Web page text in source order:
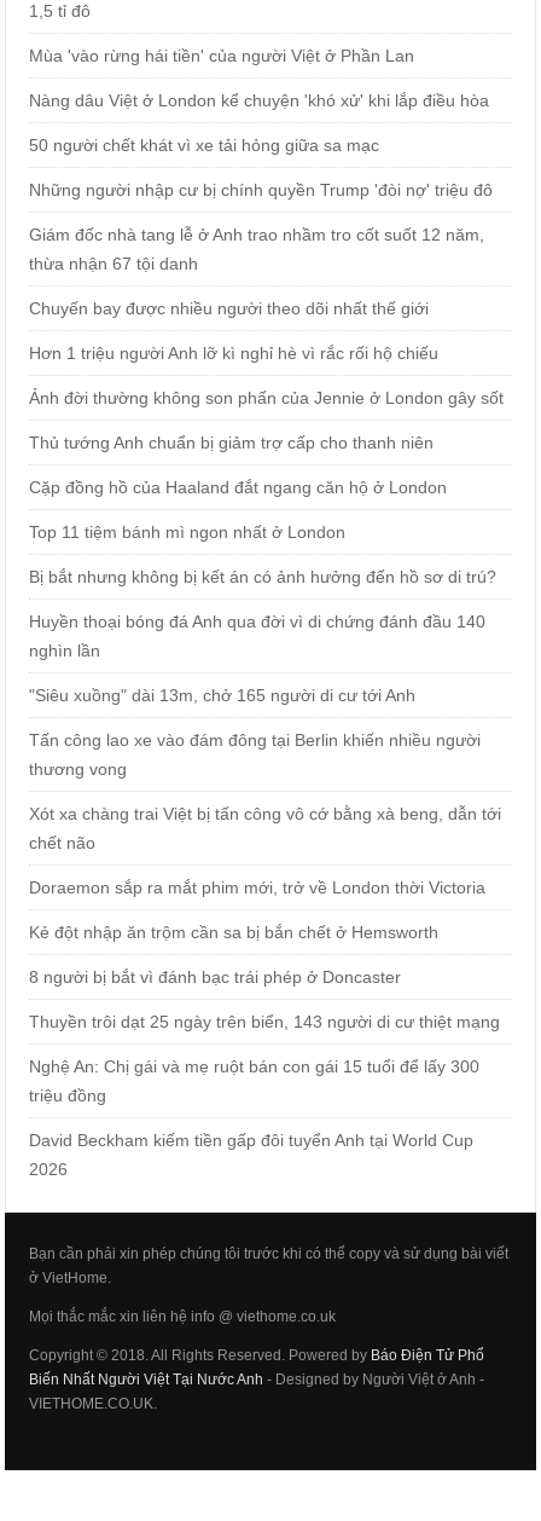
1,5 tỉ đô
Mùa 'vào rừng hái tiền' của người Việt ở Phần Lan
Nàng dâu Việt ở London kể chuyện 'khó xử' khi lắp điều hòa
50 người chết khát vì xe tải hỏng giữa sa mạc
Những người nhập cư bị chính quyền Trump 'đòi nợ' triệu đô
Giám đốc nhà tang lễ ở Anh trao nhầm tro cốt suốt 12 năm,
thừa nhận 67 tội danh
Chuyến bay được nhiều người theo dõi nhất thế giới
Hơn 1 triệu người Anh lỡ kì nghỉ hè vì rắc rối hộ chiếu
Ảnh đời thường không son phấn của Jennie ở London gây sốt
Thủ tướng Anh chuẩn bị giảm trợ cấp cho thanh niên
Cặp đồng hồ của Haaland đắt ngang căn hộ ở London
Top 11 tiệm bánh mì ngon nhất ở London
Bị bắt nhưng không bị kết án có ảnh hưởng đến hồ sơ di trú?
Huyền thoại bóng đá Anh qua đời vì di chứng đánh đầu 140
nghìn lần
"Siêu xuồng" dài 13m, chở 165 người di cư tới Anh
Tấn công lao xe vào đám đông tại Berlin khiến nhiều người
thương vong
Xót xa chàng trai Việt bị tấn công vô cớ bằng xà beng, dẫn tới
chết não
Doraemon sắp ra mắt phim mới, trở về London thời Victoria
Kẻ đột nhập ăn trộm cần sa bị bắn chết ở Hemsworth
8 người bị bắt vì đánh bạc trái phép ở Doncaster
Thuyền trôi dạt 25 ngày trên biển, 143 người di cư thiệt mạng
Nghệ An: Chị gái và mẹ ruột bán con gái 15 tuổi để lấy 300
triệu đồng
David Beckham kiếm tiền gấp đôi tuyển Anh tại World Cup
2026
Bạn cần phải xin phép chúng tôi trước khi có thể copy và sử dụng bài viết
ở VietHome.
Mọi thắc mắc xin liên hệ info @ viethome.co.uk
Copyright © 2018. All Rights Reserved. Powered by Báo Điện Tử Phổ
Biến Nhất Người Việt Tại Nước Anh - Designed by Người Việt ở Anh -
VIETHOME.CO.UK.